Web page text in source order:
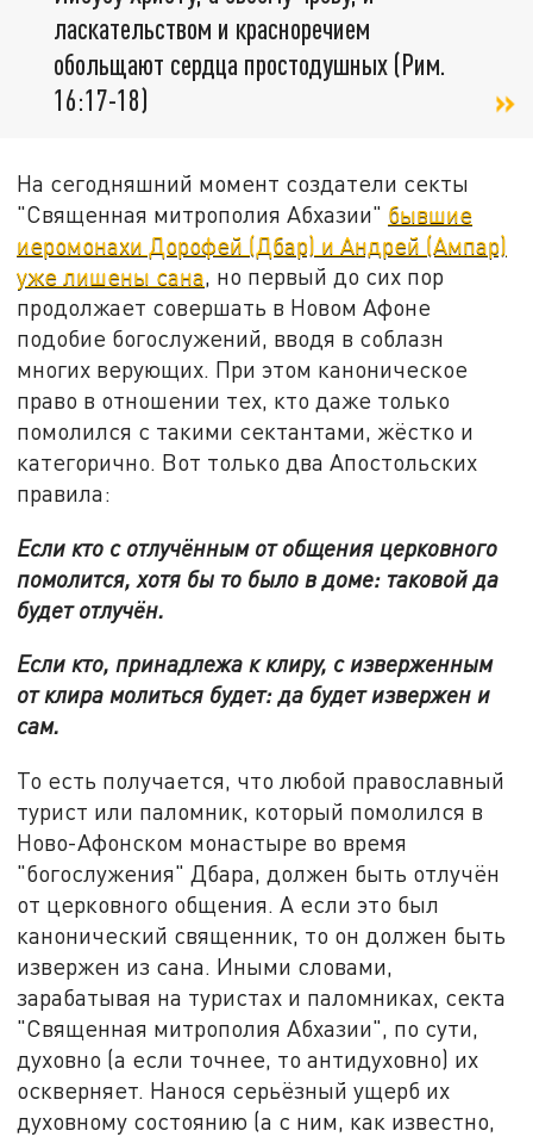
ласкательством и красноречием
обольщают сердца простодушных (Рим.
16:17-18)
На сегодняшний момент создатели секты
"Священная митрополия Абхазии" бывшие
иеромонахи Дорофей (Дбар) и Андрей (Ампар)
уже лишены сана, но первый до сих пор
продолжает совершать в Новом Афоне
подобие богослужений, вводя в соблазн
многих верующих. При этом каноническое
право в отношении тех, кто даже только
помолился с такими сектантами, жёстко и
категорично. Вот только два Апостольских
правила:
Если кто с отлучённым от общения церковного
помолится, хотя бы то было в доме: таковой да
будет отлучён.
Если кто, принадлежа к клиру, с изверженным
от клира молиться будет: да будет извержен и
сам.
То есть получается, что любой православный
турист или паломник, который помолился в
Ново-Афонском монастыре во время
"богослужения" Дбара, должен быть отлучён
от церковного общения. А если это был
канонический священник, то он должен быть
извержен из сана. Иными словами,
зарабатывая на туристах и паломниках, секта
"Священная митрополия Абхазии", по сути,
духовно (а если точнее, то антидуховно) их
оскверняет. Нанося серьёзный ущерб их
духовному состоянию (а с ним, как известно,